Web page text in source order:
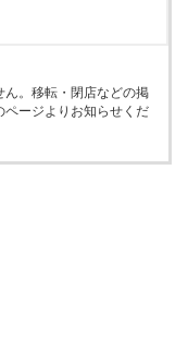
。移転・閉店などの掲
ページよりお知らせくだ